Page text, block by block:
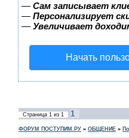
— Сам записывает
— Персонализирует
— Увеличивает
Начать
Страница 1 из 1 1
ФОРУМ ПОСТУПИМ.РУ » ОБЩЕНИЕ »